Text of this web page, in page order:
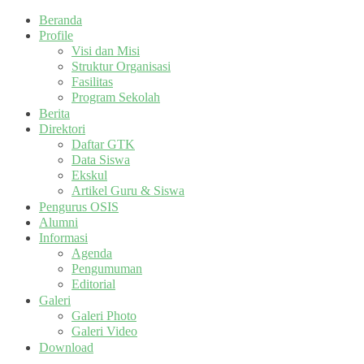
Beranda
Profile
Visi dan Misi
Struktur Organisasi
Fasilitas
Program Sekolah
Berita
Direktori
Daftar GTK
Data Siswa
Ekskul
Artikel Guru & Siswa
Pengurus OSIS
Alumni
Informasi
Agenda
Pengumuman
Editorial
Galeri
Galeri Photo
Galeri Video
Download